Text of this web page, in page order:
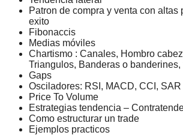
Patron de compra y venta con altas
exito
Fibonaccis
Medias móviles
Chartismo : Canales, Hombro
Triangulos, Banderas o
Gaps
Osciladores: RSI, MACD, CCI, SAR
Price To Volume
Estrategias tendencia –
Como estructurar un trade
Ejemplos practicos